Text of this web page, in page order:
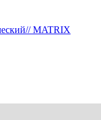
MATRIX